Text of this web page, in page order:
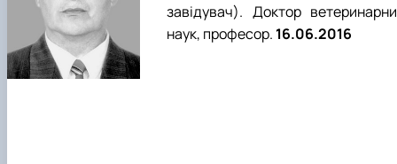
завідувач). Доктор
наук, професор. 16.06.2016